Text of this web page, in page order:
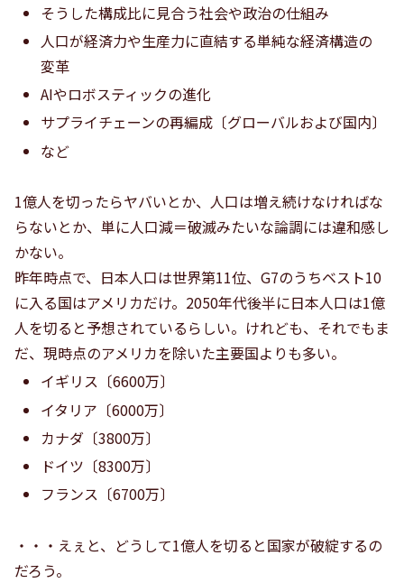
そうした構成比に見合う社会や政治の仕組み
人口が経済力や生産力に直結する単純な経済構造の
変革
AIやロボスティックの進化
サプライチェーンの再編成〔グローバルおよび国内〕
など
1億人を切ったらヤバいとか、人口は増え続けなければな
らないとか、単に人口減＝破滅みたいな論調には違和感し
かない。
昨年時点で、日本人口は世界第11位、G7のうちベスト10
に入る国はアメリカだけ。2050年代後半に日本人口は1億
人を切ると予想されているらしい。けれども、それでもま
だ、現時点のアメリカを除いた主要国よりも多い。
イギリス〔6600万〕
イタリア〔6000万〕
カナダ〔3800万〕
ドイツ〔8300万〕
フランス〔6700万〕
・・・えぇと、どうして1億人を切ると国家が破綻するの
だろう。